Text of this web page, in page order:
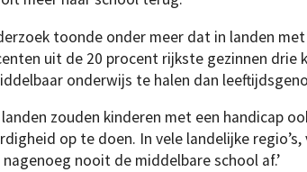
toonde onder meer dat in landen
uit de 20 procent rijkste gezinnen drie
onderwijs te halen dan
zouden kinderen met een handicap
op te doen. In vele landelijke
nagenoeg nooit de middelbare school af.’